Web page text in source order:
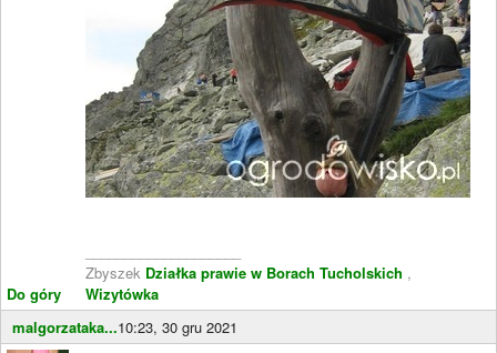
Do góry
Zbyszek Działka prawie w Borach Tucholskich ,
Wizytówka
malgorzataka...10:23, 30 gru 2021